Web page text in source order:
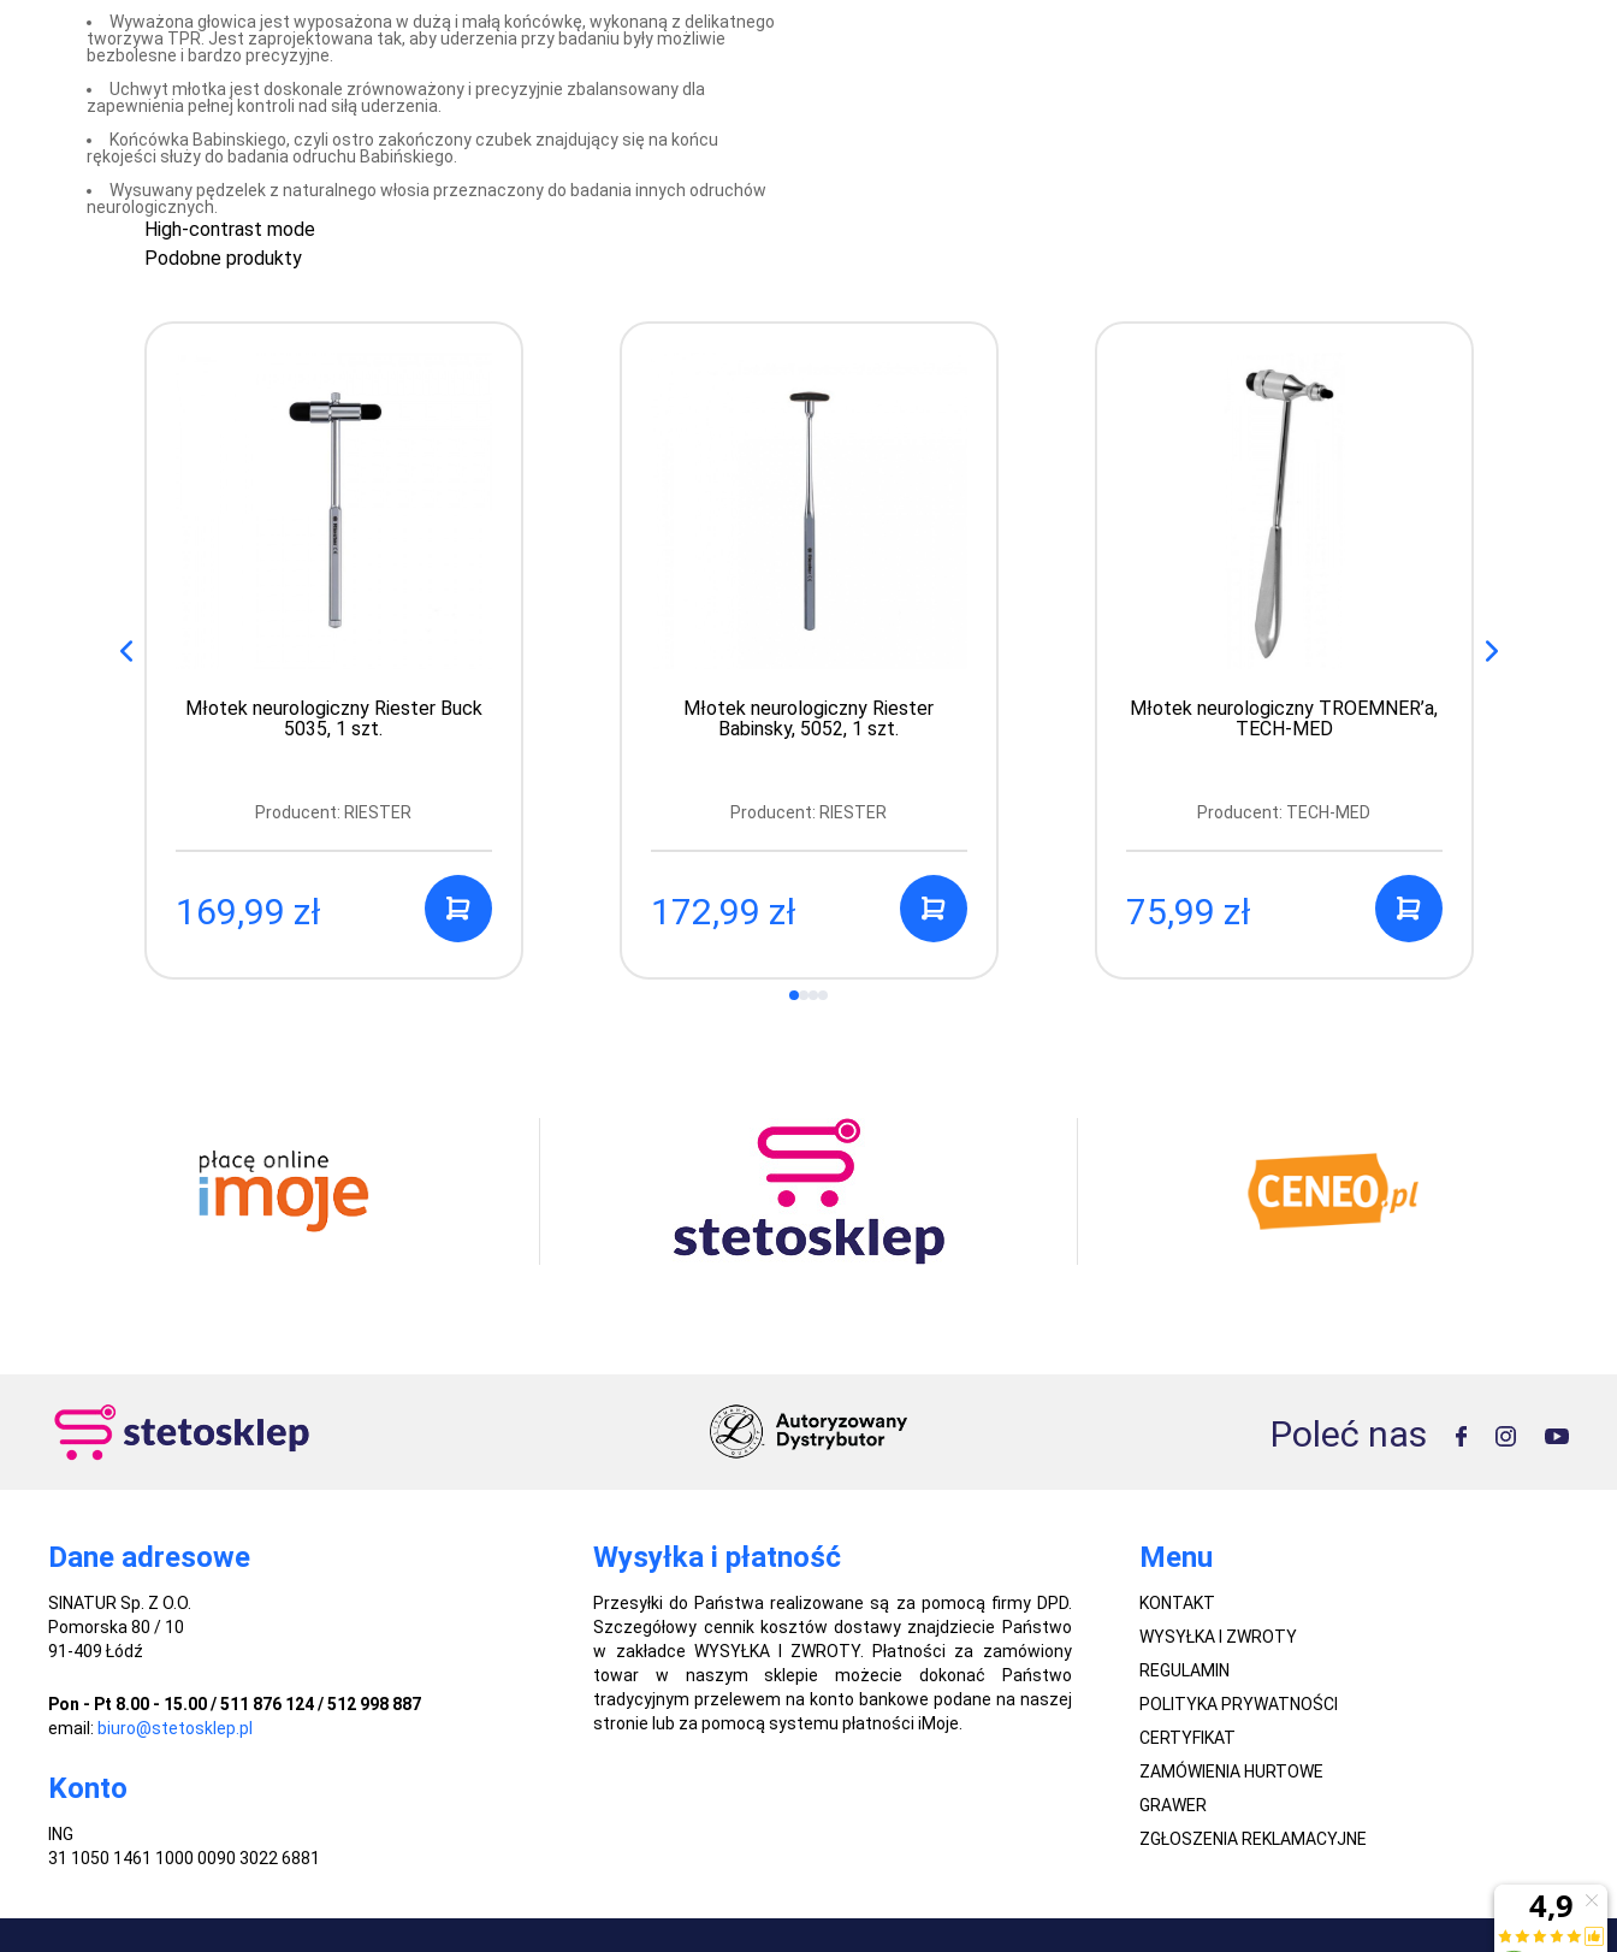
Wyważona głowica jest wyposażona w dużą i małą końcówkę, wykonaną z delikatnego
tworzywa TPR. Jest zaprojektowana tak, aby uderzenia przy badaniu były możliwie
bezbolesne i bardzo precyzyjne.
Uchwyt młotka jest doskonale zrównoważony i precyzyjnie zbalansowany dla
zapewnienia pełnej kontroli nad siłą uderzenia.
Końcówka Babinskiego, czyli ostro zakończony czubek znajdujący się na końcu
rękojeści służy do badania odruchu Babińskiego.
Wysuwany pędzelek z naturalnego włosia przeznaczony do badania innych odruchów
neurologicznych.
High-contrast mode
Podobne produkty
Młotek neurologiczny Riester Buck
5035, 1 szt.
Producent: RIESTER
169,99 zł
Młotek neurologiczny Riester
Babinsky, 5052, 1 szt.
Producent: RIESTER
172,99 zł
Młotek neurologiczny TROEMNER’a,
TECH-MED
Producent: TECH-MED
75,99 zł
Poleć nas
Dane adresowe
SINATUR Sp. Z O.O.
Pomorska 80 / 10
91-409 Łódź
Pon - Pt 8.00 - 15.00 / 511 876 124 / 512 998 887
email: biuro@stetosklep.pl
Konto
ING
31 1050 1461 1000 0090 3022 6881
Wysyłka i płatność
Przesyłki do Państwa realizowane są za pomocą firmy DPD.
Szczegółowy cennik kosztów dostawy znajdziecie Państwo
w zakładce WYSYŁKA I ZWROTY. Płatności za zamówiony
towar w naszym sklepie możecie dokonać Państwo
tradycyjnym przelewem na konto bankowe podane na naszej
stronie lub za pomocą systemu płatności iMoje.
Menu
KONTAKT
WYSYŁKA I ZWROTY
REGULAMIN
POLITYKA PRYWATNOŚCI
CERTYFIKAT
ZAMÓWIENIA HURTOWE
GRAWER
ZGŁOSZENIA REKLAMACYJNE